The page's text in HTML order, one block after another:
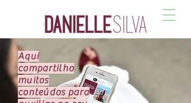
Aqui
compartilho
muitos
conteúdos para